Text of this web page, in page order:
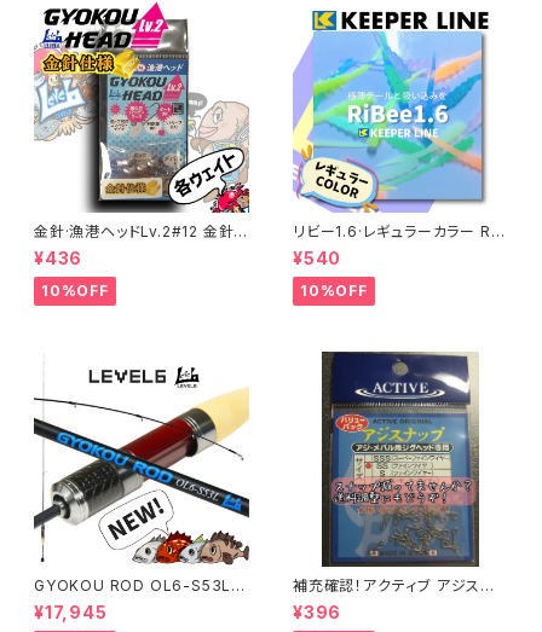
金針·漁港ヘッドLv.2#12 金針
仕様 各サイズ
¥436
10%OFF
リビー1.6·レギュラーカラー RiB
ee 【キーパーライン】
¥540
10%OFF
GYOKOU ROD OL6-S53L
【おり釣具×レベロク】漁港ロッ
ド
¥17,945
補充確認！アクティブ アジスナッ
プ (22個入り) 各サイズ
¥396